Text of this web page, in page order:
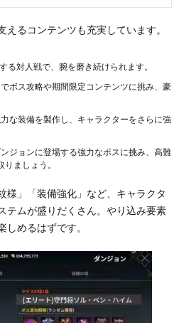
えるコンテンツも充実しています。
る対人戦で、腕を磨き続けられます。
ボス攻略や期間限定コンテンツに挑み、豪
な装備を製作し、キャラクターをさらに強
ジョンに登場する強力なボスに挑み、高難
ましょう。
様」「装備強化」など、キャラクタ
テムが盛りだくさん。やり込み要素
しめるはずです。